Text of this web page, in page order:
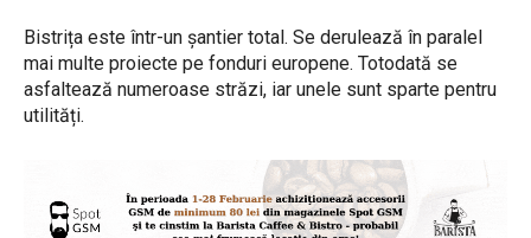
Bistrița este într-un șantier total. Se derulează în paralel
mai multe proiecte pe fonduri europene. Totodată se
asfaltează numeroase străzi, iar unele sunt sparte pentru
utilități.